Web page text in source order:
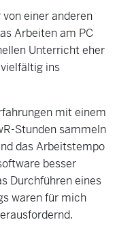
einer anderen
Arbeiten am PC
Unterricht eher
ins
mit einem
Stunden sammeln
das Arbeitstempo
besser
Durchführen eines
waren für mich